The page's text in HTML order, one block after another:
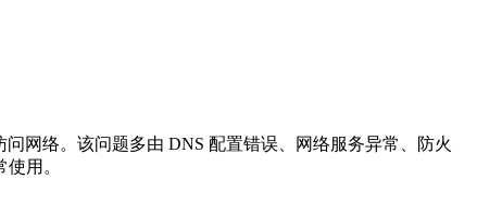
网络。该问题多由 DNS 配置错误、网络服务异常、防火
用。